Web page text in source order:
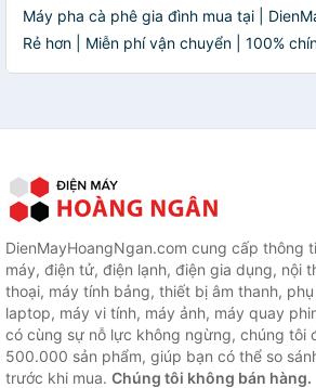
Máy pha cà phê gia đình mua tại |
Rẻ hơn | Miễn phí vận chuyển | 100%
DienMayHoangNgan.com cung cấp thông
máy, điện tử, điện lạnh, điện gia dụng, nội
thoại, máy tính bảng, thiết bị âm thanh,
laptop, máy vi tính, máy ảnh, máy quay
có cùng sự nỗ lực không ngừng, chúng tôi
500.000 sản phẩm, giúp bạn có thể so
trước khi mua. Chúng tôi không bán hàng.